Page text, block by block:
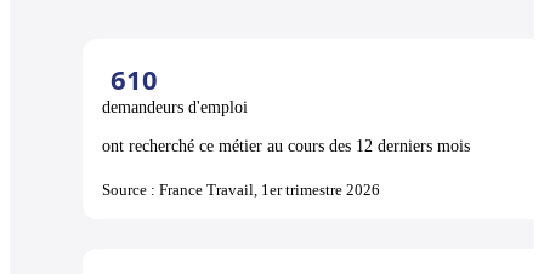
610
demandeurs d'emploi
ont recherché ce métier au cours des 12 derniers mois
Source : France Travail, 1er trimestre 2026